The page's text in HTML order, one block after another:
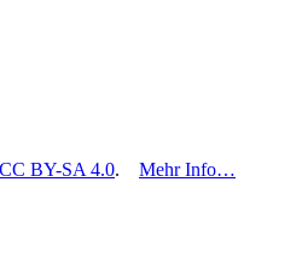
CC BY-SA 4.0. Mehr Info…